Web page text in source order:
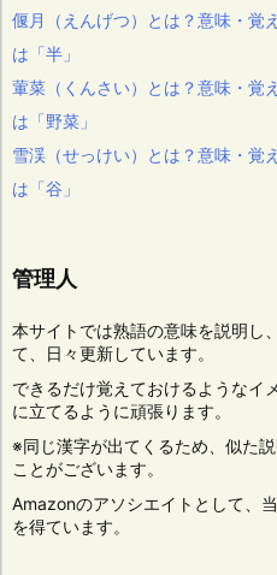
偃月（えんげつ）とは？意味・覚
は「半」
葷菜（くんさい）とは？意味・覚
は「野菜」
雪渓（せっけい）とは？意味・覚
は「谷」
管理人
本サイトでは熟語の意味を説明し
て、日々更新しています。
できるだけ覚えておけるようなイ
に立てるように頑張ります。
※同じ漢字が出てくるため、似た
ことがございます。
Amazonのアソシエイトとして、
を得ています。